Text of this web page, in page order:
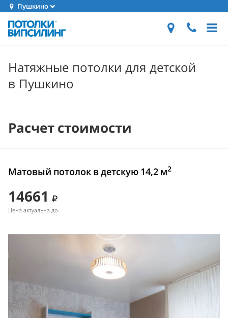
Пушкино
Натяжные потолки для детской
в Пушкино
Расчет стоимости
Матовый потолок в детскую 14,2 м2
14661
Цена актуальна до